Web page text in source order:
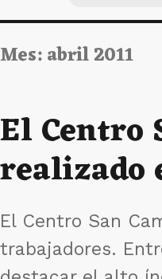
Mes:abril 2011
El Centro
realizado
El Centro San
trabajadores.